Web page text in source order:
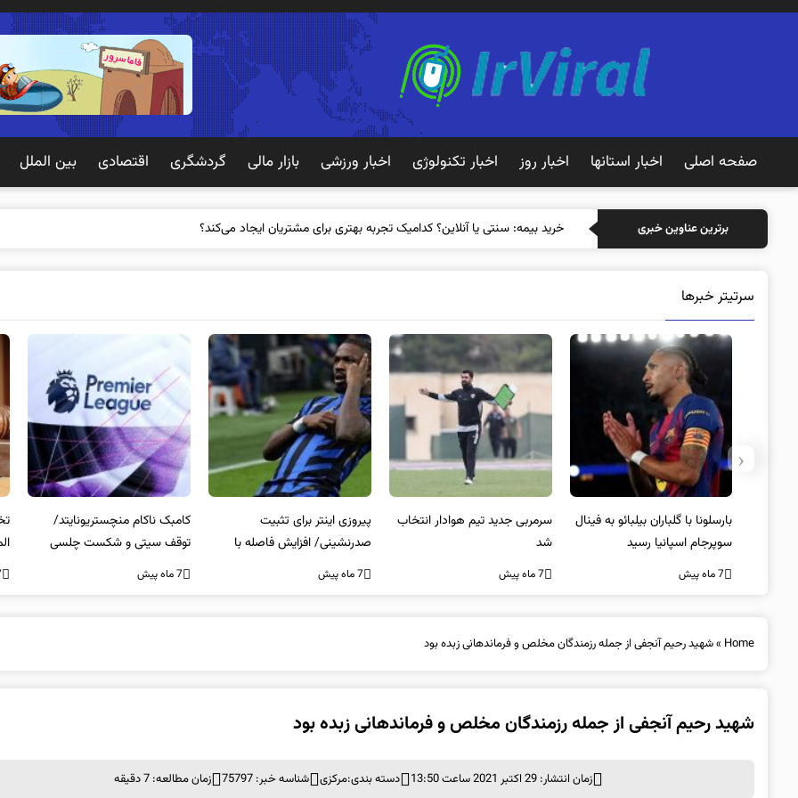
صفحه اصلی اخبار استانها اخبار روز اخبار تکنولوژی اخبار ورزشی بازار مالی گردشگری اقتصادی بین الملل
برترین عناوین خبری خرید
سرتیتر خبرها
سرمربی جدید تیم هوادار انتخاب
شد
7 ماه پیش
پیروزی اینتر برای تثبیت
صدرنشینی/ افزایش فاصله با
ناپولی
7 ماه پیش
کامبک ناکام منچستریونایتد/
توقف سیتی و شکست چلسی
7 ماه پیش
تخلفات مالی در هیئت رشته‌ای
المپیکی در مازندران
7 ماه پیش 7
‹
Home
»شهید رحیم آنجفی از جمله رزمندگان مخلص و فرماندهانی زبده بود
شهید رحیم آنجفی از جمله رزمندگان مخلص و فرماندهانی زبده بود
زمان انتشار: 29 اکتبر 2021 ساعت 13:50 دسته بندی:مرکزی شناسه خبر: 75797 زمان مطالعه: 7 دقیقه